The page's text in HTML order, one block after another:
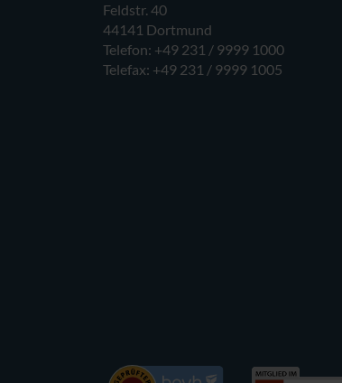
Feldstr. 40
44141 Dortmund
Telefon: +49 231 / 9999 1000
Telefax: +49 231 / 9999 1005